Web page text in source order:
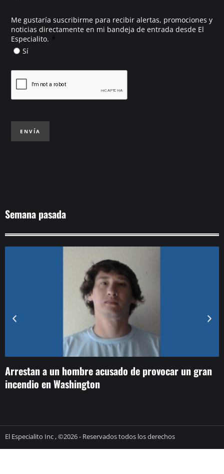
Me gustaría suscribirme para recibir alertas, promociones y
noticias directamente en mi bandeja de entrada desde El
Especialito. *
Sí
ENVÍA
Semana pasada
Arrestan a un hombre acusado de provocar un gran
incendio en Washington
El Especialito Inc , ©2026 - Reservados todos los derechos